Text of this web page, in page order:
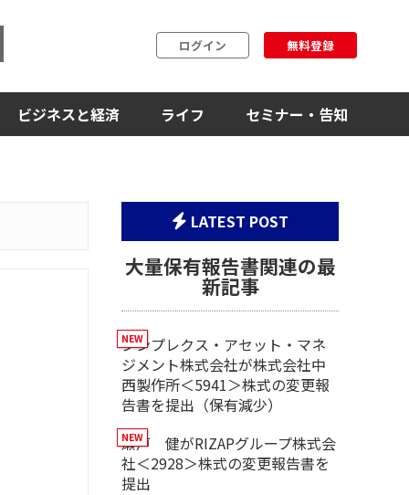
ログイン 無料登録
ビジネスと経済 ライフ セミナー・告知
LATEST POST
大量保有報告書関連の最
新記事
シンプレクス・アセット・マネ
ジメント株式会社が株式会社中
西製作所＜5941＞株式の変更報
告書を提出（保有減少）
瀬戸 健がRIZAPグループ株式会
社＜2928＞株式の変更報告書を
提出